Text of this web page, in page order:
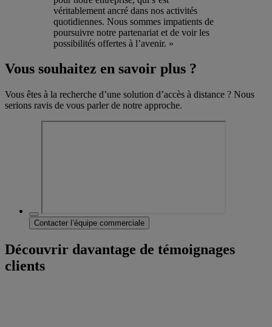
véritablement ancré dans nos activités
quotidiennes. Nous sommes impatients de
poursuivre notre partenariat et de voir les
possibilités offertes à l’avenir. »
Vous souhaitez en savoir plus ?
Vous êtes à la recherche d’une solution d’accès à distance ? Nous
serions ravis de vous parler de notre approche.
Contacter l’équipe commerciale
Découvrir davantage de témoignages
clients